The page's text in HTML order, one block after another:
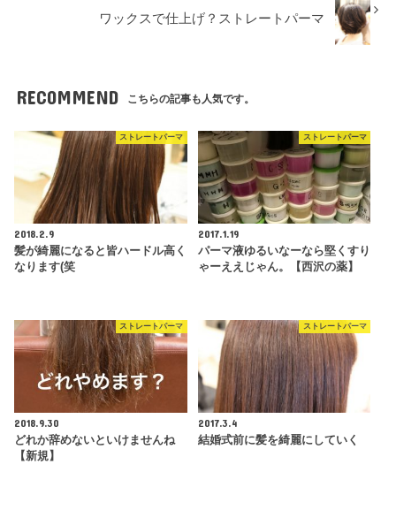
ワックスで仕上げ？ストレートパーマ
RECOMMEND こちらの記事も人気です。
ストレートパーマ
2018.2.9
髪が綺麗になると皆ハードル高く
なります(笑
ストレートパーマ
2017.1.19
パーマ液ゆるいなーなら堅くすり
ゃーええじゃん。【西沢の薬】
ストレートパーマ
2018.9.30
どれか辞めないといけませんね
【新規】
ストレートパーマ
2017.3.4
結婚式前に髪を綺麗にしていく